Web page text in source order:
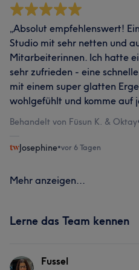
„Absolut empfehlenswert!
Studio mit sehr netten und
Mitarbeiterinnen. Ich hatte
sehr zufrieden - eine
mit einem super glatten
wohlgefühlt und komme auf
Behandelt von Füsun K. & Oktay•
Josephine•vor 6 Tagen
Mehr anzeigen...
Lerne das Team kennen
Fussel